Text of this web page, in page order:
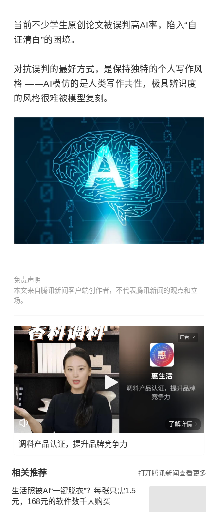
当前不少学生原创论文被误判高AI率，陷入“自
证清白”的困境。
对抗误判的最好方式，是保持独特的个人写作风
格 ——AI模仿的是人类写作共性，极具辨识度
的风格很难被模型复刻。
免责声明
本文来自腾讯新闻客户端创作者，不代表腾讯新闻的观点和立
场。
广告
了解详情
调料产品认证，提升品牌竞争力
相关推荐 打开腾讯新闻查看更多
生活照被AI“一键脱衣”？每张只需1.5
元，168元的软件数千人购买